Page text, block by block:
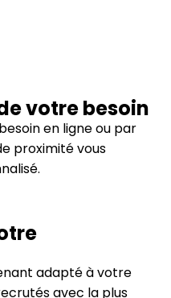
votre besoin
en ligne ou par
proximité vous
adapté à votre
avec la plus